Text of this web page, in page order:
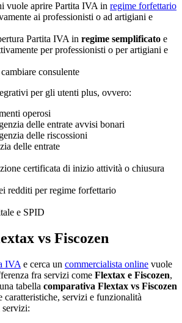
vuole aprire Partita IVA in regime forfettario
ai professionisti o ad artigiani e
Partita IVA in regime semplificato e
per professionisti o per artigiani e
consulente
per gli utenti plus, ovvero:
operosi
delle entrate avvisi bonari
delle riscossioni
delle entrate
certificata di inizio attività o chiusura
redditi per regime forfettario
e SPID
vs Fiscozen
IVA e cerca un commercialista online vuole
fra servizi come Flextax e Fiscozen,
tabella comparativa Flextax vs Fiscozen
caratteristiche, servizi e funzionalità